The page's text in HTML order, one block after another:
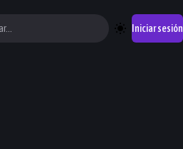
Iniciar sesión